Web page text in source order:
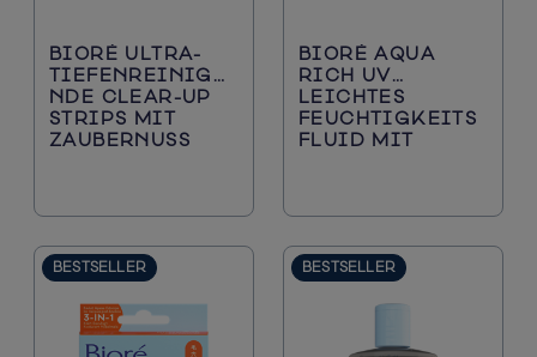
BIORÉ ULTRA-
TIEFENREINIGE
NDE CLEAR-UP
STRIPS MIT
ZAUBERNUSS
BIORÉ AQUA
RICH UV
LEICHTES
FEUCHTIGKEITS
FLUID MIT
BESTSELLER BESTSELLER